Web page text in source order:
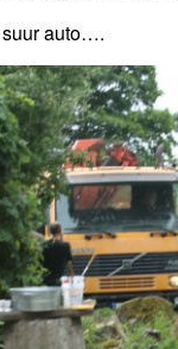
suur auto….